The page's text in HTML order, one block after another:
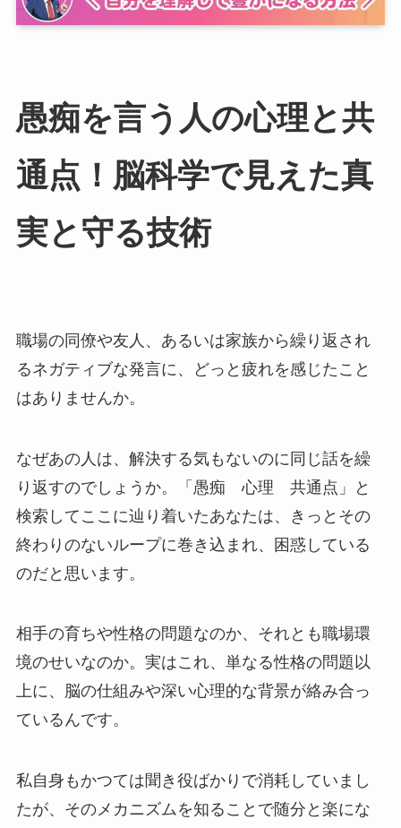
愚痴を言う人の心理と共
通点！脳科学で見えた真
実と守る技術
職場の同僚や友人、あるいは家族から繰り返され
るネガティブな発言に、どっと疲れを感じたこと
はありませんか。
なぜあの人は、解決する気もないのに同じ話を繰
り返すのでしょうか。「愚痴 心理 共通点」と
検索してここに辿り着いたあなたは、きっとその
終わりのないループに巻き込まれ、困惑している
のだと思います。
相手の育ちや性格の問題なのか、それとも職場環
境のせいなのか。実はこれ、単なる性格の問題以
上に、脳の仕組みや深い心理的な背景が絡み合っ
ているんです。
私自身もかつては聞き役ばかりで消耗していまし
たが、そのメカニズムを知ることで随分と楽にな